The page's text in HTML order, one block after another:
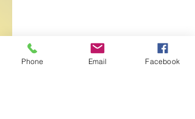
Phone Email Facebook